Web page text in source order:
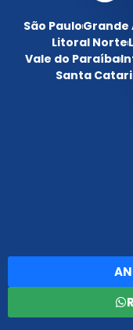
São PauloGrande
Litoral Norte
Vale do Paraíba
Santa